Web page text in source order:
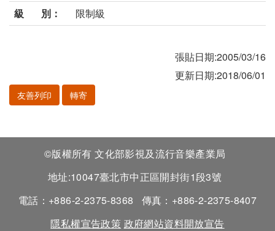
級 別：
限制級
張貼日期:2005/03/16
更新日期:2018/06/01
友善列印 轉寄
©版權所有 文化部影視及流行音樂產業局
地址:10047臺北市中正區開封街1段3號
電話：+886-2-2375-8368
傳真：+886-2-2375-8407
隱私權宣告政策 政府網站資料開放宣告